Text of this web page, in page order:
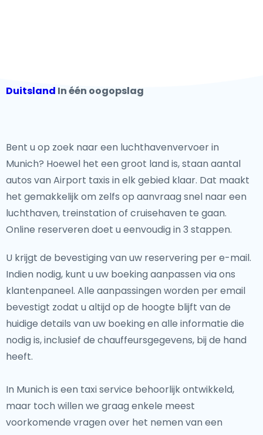
Duitsland In één oogopslag
Bent u op zoek naar een luchthavenvervoer in
Munich? Hoewel het een groot land is, staan aantal
autos van Airport taxis in elk gebied klaar. Dat maakt
het gemakkelijk om zelfs op aanvraag snel naar een
luchthaven, treinstation of cruisehaven te gaan.
Online reserveren doet u eenvoudig in 3 stappen.
U krijgt de bevestiging van uw reservering per e-mail.
Indien nodig, kunt u uw boeking aanpassen via ons
klantenpaneel. Alle aanpassingen worden per email
bevestigt zodat u altijd op de hoogte blijft van de
huidige details van uw boeking en alle informatie die
nodig is, inclusief de chauffeursgegevens, bij de hand
heeft.
In Munich is een taxi service behoorlijk ontwikkeld,
maar toch willen we graag enkele meest
voorkomende vragen over het nemen van een